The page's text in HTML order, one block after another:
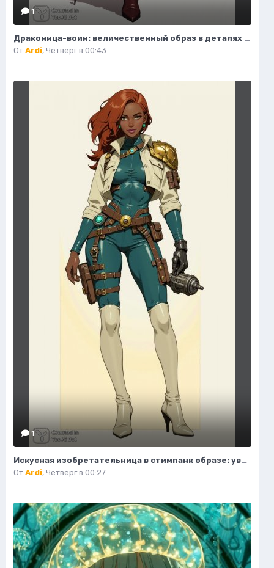
1
Драконица-воин: величественный образ в деталях модной иллюстрации. Нейросеть Flux 1
От Ardi, Четверг в 00:43
1
Искусная изобретательница в стимпанк образе: уверенность и элегантность в деталях. Нейросеть Flux
От Ardi, Четверг в 00:27